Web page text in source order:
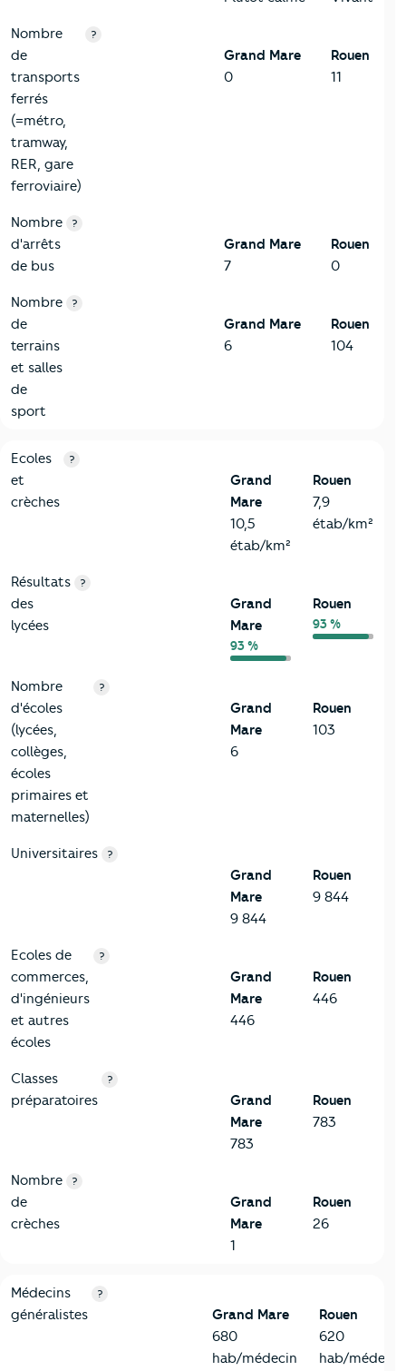
Nombre
de
transports
ferrés
(=métro,
tramway,
RER, gare
ferroviaire)
?
Grand Mare
0
Rouen
11
Nombre
d'arrêts
de bus
?
Grand Mare
7
Rouen
0
Nombre
de
terrains
et salles
de
sport
?
Grand Mare
6
Rouen
104
4-Education
Critères
Ecoles
et
crèches
?
Grand
Mare
10,5
étab/km²
Rouen
7,9
étab/km²
Résultats
des
lycées
?
Grand
Mare
93 %
Rouen
93 %
Nombre
d'écoles
(lycées,
collèges,
écoles
primaires et
maternelles)
?
Grand
Mare
6
Rouen
103
Universitaires ?
Grand
Mare
9 844
Rouen
9 844
Ecoles de
commerces,
d'ingénieurs
et autres
écoles
?
Grand
Mare
446
Rouen
446
Classes
préparatoires
?
Grand
Mare
783
Rouen
783
Nombre
de
crèches
?
Grand
Mare
1
Rouen
26
5-Commerces
Critères Grand Mare
Médecins
généralistes
?
Grand Mare
680
hab/médecin
Rouen
620
hab/médecin